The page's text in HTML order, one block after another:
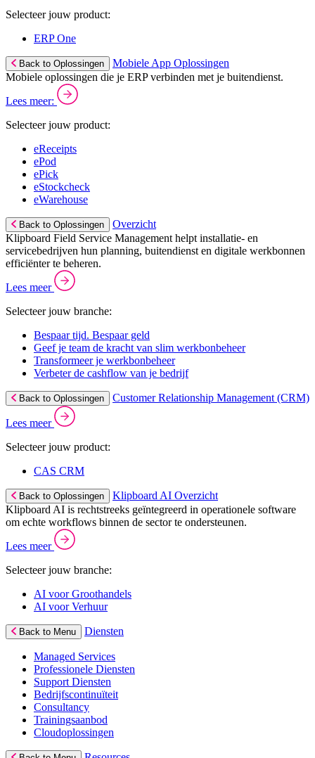
Selecteer jouw product:
ERP One
Back to Oplossingen
Mobiele App Oplossingen
Mobiele oplossingen die je ERP verbinden met je buitendienst.
Lees meer:
Selecteer jouw product:
eReceipts
ePod
ePick
eStockcheck
eWarehouse
Back to Oplossingen
Overzicht
Klipboard Field Service Management helpt installatie- en
servicebedrijven hun planning, buitendienst en digitale werkbonnen
efficiënter te beheren.
Lees meer
Selecteer jouw branche:
Bespaar tijd. Bespaar geld
Geef je team de kracht van slim werkbonbeheer
Transformeer je werkbonbeheer
Verbeter de cashflow van je bedrijf
Back to Oplossingen Customer Relationship Management (CRM)
Lees meer
Selecteer jouw product:
CAS CRM
Back to Oplossingen
Klipboard AI Overzicht
Klipboard AI is rechtstreeks geïntegreerd in operationele software
om echte workflows binnen de sector te ondersteunen.
Lees meer
Selecteer jouw branche:
AI voor Groothandels
AI voor Verhuur
Back to Menu Diensten
Managed Services
Professionele Diensten
Support Diensten
Bedrijfscontinuïteit
Consultancy
Trainingsaanbod
Cloudoplossingen